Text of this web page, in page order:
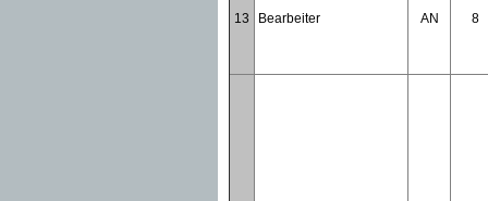
13 Bearbeiter AN 8